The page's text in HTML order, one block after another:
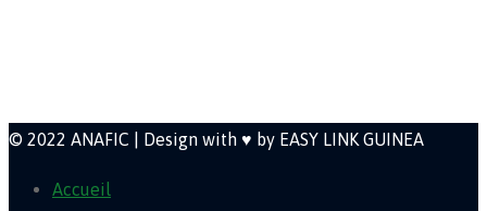
© 2022 ANAFIC | Design with ♥ by EASY LINK GUINEA
Accueil